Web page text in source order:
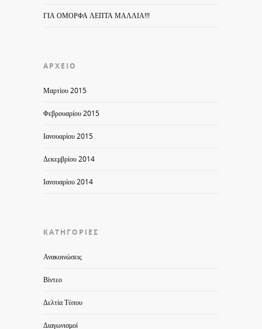
ΓΙΑ ΟΜΟΡΦΑ ΛΕΠΤΑ ΜΑΛΛΙΑ!!!
ΑΡΧΕΊΟ
Μαρτίου 2015
Φεβρουαρίου 2015
Ιανουαρίου 2015
Δεκεμβρίου 2014
Ιανουαρίου 2014
KΑΤΗΓΟΡΊΕΣ
Ανακοινώσεις
Βίντεο
Δελτία Τύπου
Διαγωνισμοί